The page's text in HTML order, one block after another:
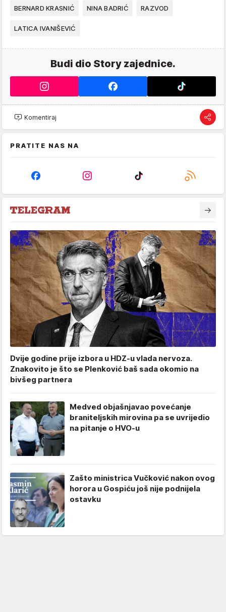
BERNARD KRASNIĆ NINA BADRIĆ RAZVOD
LATICA IVANIŠEVIĆ
Budi dio Story zajednice.
Komentiraj
PRATITE NAS NA
Dvije godine prije izbora u HDZ-u vlada nervoza.
Znakovito je što se Plenković baš sada okomio na
bivšeg partnera
Medved objašnjavao povećanje
braniteljskih mirovina pa se uvrijedio
na pitanje o HVO-u
Zašto ministrica Vučković nakon ovog
horora u Gospiću još nije podnijela
ostavku